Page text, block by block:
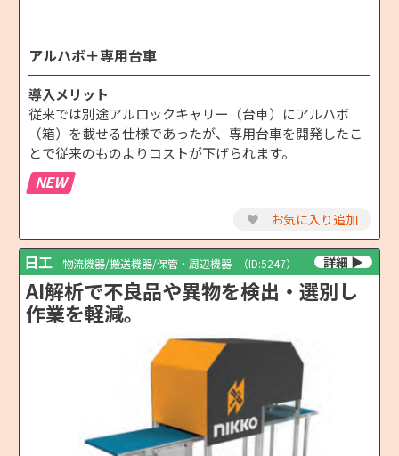
アルハボ＋専用台車
導入メリット
従来では別途アルロックキャリー（台車）にアルハボ
（箱）を載せる仕様であったが、専用台車を開発したこ
とで従来のものよりコストが下げられます。
NEW
♥ お気に入り追加
日工 物流機器/搬送機器/保管・周辺機器 （ID:5247）
AI解析で不良品や異物を検出・選別し
作業を軽減。